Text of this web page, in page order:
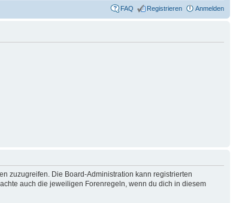
FAQ Registrieren Anmelden
zuzugreifen. Die Board-Administration kann registrierten
auch die jeweiligen Forenregeln, wenn du dich in diesem